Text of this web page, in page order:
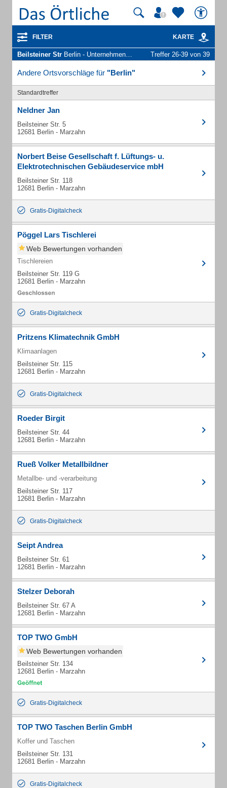
FILTER KARTE
Beilsteiner Str Berlin - Unternehmen und Personen Treffer 26-39 von 39
Andere Ortsvorschläge für "Berlin"
Standardtreffer
Neldner Jan
Beilsteiner Str. 5
12681 Berlin - Marzahn
Norbert Beise Gesellschaft f. Lüftungs- u.
Elektrotechnischen Gebäudeservice mbH
Beilsteiner Str. 118
12681 Berlin - Marzahn
Gratis-Digitalcheck
Pöggel Lars Tischlerei
Web Bewertungen vorhanden
Tischlereien
Beilsteiner Str. 119 G
12681 Berlin - Marzahn
Gratis-Digitalcheck
Pritzens Klimatechnik GmbH
Klimaanlagen
Beilsteiner Str. 115
12681 Berlin - Marzahn
Gratis-Digitalcheck
Roeder Birgit
Beilsteiner Str. 44
12681 Berlin - Marzahn
Rueß Volker Metallbildner
Metallbe- und -verarbeitung
Beilsteiner Str. 117
12681 Berlin - Marzahn
Gratis-Digitalcheck
Seipt Andrea
Beilsteiner Str. 61
12681 Berlin - Marzahn
Stelzer Deborah
Beilsteiner Str. 67 A
12681 Berlin - Marzahn
TOP TWO GmbH
Web Bewertungen vorhanden
Beilsteiner Str. 134
12681 Berlin - Marzahn
Gratis-Digitalcheck
TOP TWO Taschen Berlin GmbH
Koffer und Taschen
Beilsteiner Str. 131
12681 Berlin - Marzahn
Gratis-Digitalcheck